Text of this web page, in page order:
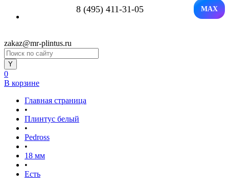
8 (495) 411-31-05 MAX
zakaz@mr-plintus.ru
0
В корзине
Главная страница
•
Плинтус белый
•
Pedross
•
18 мм
•
Есть